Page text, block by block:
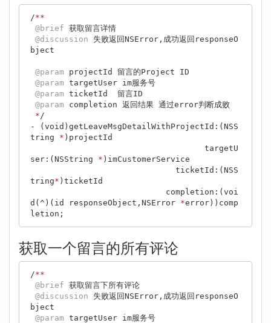
/**
@brief 获取留言详情
@discussion 失败返回NSError,成功返回responseO
bject
@param projectId 留言的Project ID
@param targetUser im服务号
@param ticketId  留言ID
@param completion 返回结果 通过error判断成败
*/
- (void)getLeaveMsgDetailWithProjectId:(NSS
tring * )projectId
ser:(NSString * )imCustomerService
tring* )ticketId
d(^)(id responseObject,NSError *error))comp
获取一个留言的所有评论
/**
@brief 获取留言下所有评论
@discussion 失败返回NSError,成功返回responseO
bject
@param targetUser im服务号